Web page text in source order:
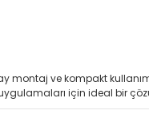
montaj ve kompakt
için ideal bir